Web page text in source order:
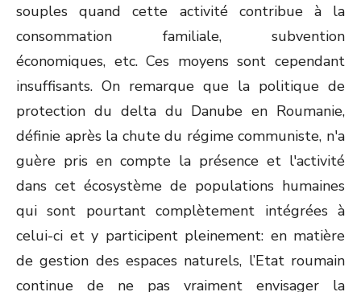
souples quand cette activité contribue à la
consommation familiale, subvention
économiques, etc. Ces moyens sont cependant
insuffisants. On remarque que la politique de
protection du delta du Danube en Roumanie,
définie après la chute du régime communiste, n'a
guère pris en compte la présence et l'activité
dans cet écosystème de populations humaines
qui sont pourtant complètement intégrées à
celui-ci et y participent pleinement: en matière
de gestion des espaces naturels, l’Etat roumain
continue de ne pas vraiment envisager la